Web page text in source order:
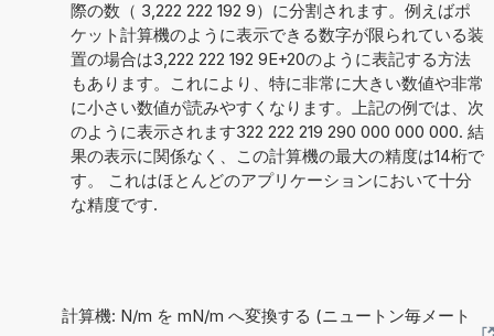
際の数（ 3,222 222 192 9）に分割されます。例えばポ
ケット計算機のように表示できる数字が限られている装
置の場合は3,222 222 192 9E+20のように表記する方法
もあります。これにより、特に非常に大きい数値や非常
に小さい数値が読みやすくなります。上記の例では、次
のように表示されます322 222 219 290 000 000 000. 結
果の表示に関係なく、この計算機の最大の精度は14桁で
す。 これはほとんどのアプリケーションにおいて十分
な精度です.
計算機: N/m を mN/m へ変換する (ニュートン毎メート